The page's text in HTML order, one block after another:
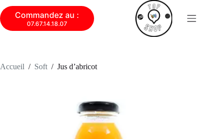
Commandez au :
07.67.14.18.07
Accueil / Soft / Jus d’abricot